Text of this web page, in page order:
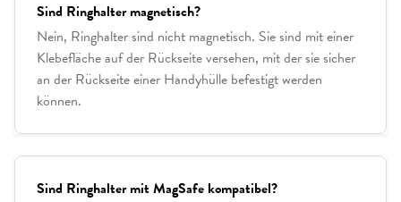
Sind Ringhalter magnetisch?
Nein, Ringhalter sind nicht magnetisch. Sie sind mit einer
Klebefläche auf der Rückseite versehen, mit der sie sicher
an der Rückseite einer Handyhülle befestigt werden
können.
Sind Ringhalter mit MagSafe kompatibel?